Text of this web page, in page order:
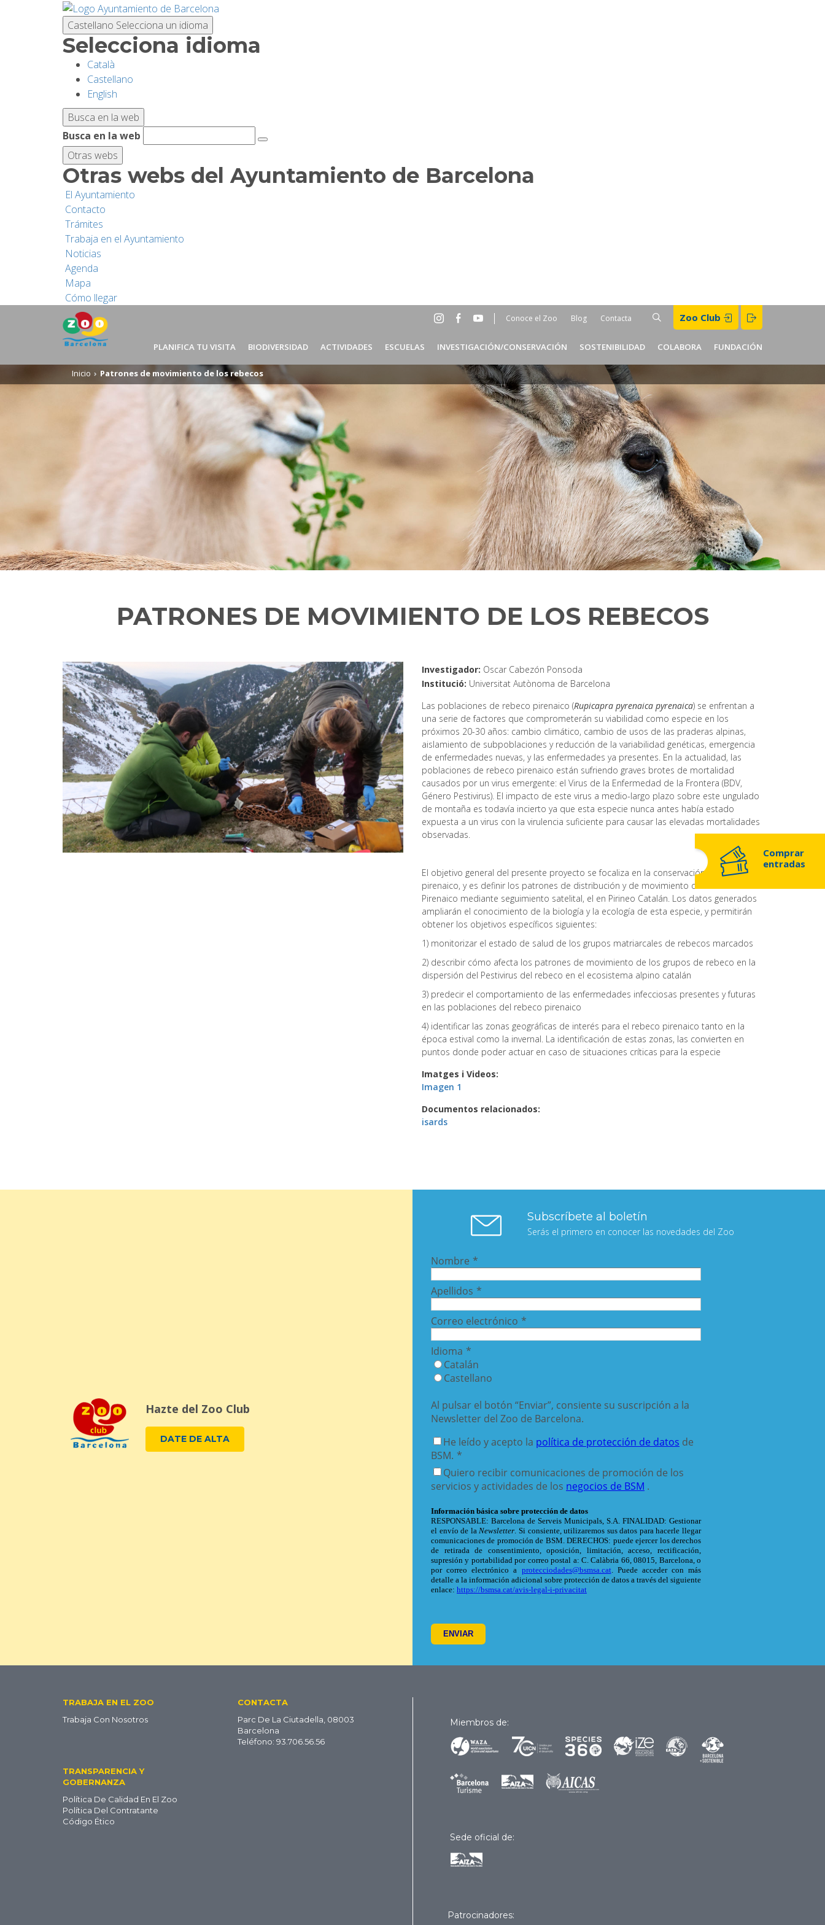
Castellano Selecciona un idioma
Selecciona idioma
Català
Castellano
English
Busca en la web
Busca en la web
Otras webs
Otras webs del Ayuntamiento de Barcelona
El Ayuntamiento
Contacto
Trámites
Trabaja en el Ayuntamiento
Noticias
Agenda
Mapa
Cómo llegar
Social
Menu
Header
Header
ES
Conoce el Zoo Blog Contacta BUSCAR
Zoo Club
PLANIFICA TU VISITA BIODIVERSIDAD ACTIVIDADES ESCUELAS INVESTIGACIÓN/CONSERVACIÓN SOSTENIBILIDAD COLABORA FUNDACIÓN
Inicio Patrones de movimiento de los rebecos
Comprar
entradas
PATRONES DE MOVIMIENTO DE LOS REBECOS
Investigador Oscar Cabezón Ponsoda
Institució Universitat Autònoma de Barcelona
Las poblaciones de rebeco pirenaico (Rupicapra pyrenaica pyrenaica) se enfrentan a
una serie de factores que comprometerán su viabilidad como especie en los
próximos 20-30 años: cambio climático, cambio de usos de las praderas alpinas,
aislamiento de subpoblaciones y reducción de la variabilidad genéticas, emergencia
de enfermedades nuevas, y las enfermedades ya presentes. En la actualidad, las
poblaciones de rebeco pirenaico están sufriendo graves brotes de mortalidad
causados por un virus emergente: el Virus de la Enfermedad de la Frontera (BDV,
Género Pestivirus). El impacto de este virus a medio-largo plazo sobre este ungulado
de montaña es todavía incierto ya que esta especie nunca antes había estado
expuesta a un virus con la virulencia suficiente para causar las elevadas mortalidades
observadas.
El objetivo general del presente proyecto se focaliza en la conservación del rebeco
pirenaico, y es definir los patrones de distribución y de movimiento del rebeco
Pirenaico mediante seguimiento satelital, el en Pirineo Catalán. Los datos generados
ampliarán el conocimiento de la biología y la ecología de esta especie, y permitirán
obtener los objetivos específicos siguientes:
1) monitorizar el estado de salud de los grupos matriarcales de rebecos marcados
2) describir cómo afecta los patrones de movimiento de los grupos de rebeco en la
dispersión del Pestivirus del rebeco en el ecosistema alpino catalán
3) predecir el comportamiento de las enfermedades infecciosas presentes y futuras
en las poblaciones del rebeco pirenaico
4) identificar las zonas geográficas de interés para el rebeco pirenaico tanto en la
época estival como la invernal. La identificación de estas zonas, las convierten en
puntos donde poder actuar en caso de situaciones críticas para la especie
Imatges i Videos
Imagen 1
Documentos relacionados
isards
Hazte del Zoo Club
DATE DE ALTA
Subscríbete al boletín
Serás el primero en conocer las novedades del Zoo
Footer
ES
TRABAJA EN EL ZOO
Trabaja Con Nosotros
TRANSPARENCIA Y
GOBERNANZA
Política De Calidad En El Zoo
Política Del Contratante
Código Ético
CONTACTA
Parc De La Ciutadella, 08003
Barcelona
Teléfono: 93.706.56.56
Miembros de:
Sede oficial de:
Patrocinadores: